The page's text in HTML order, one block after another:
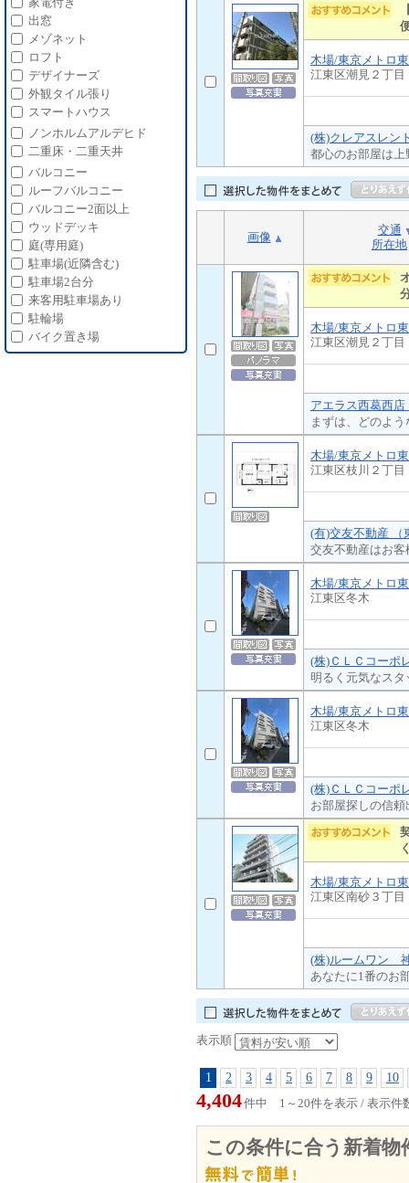
木場/東京メトロ
江東区潮見２丁目
(株)クレアスレン
都心のお部屋は
画像
交通
所在地
木場/東京メトロ
江東区潮見２丁目
アエラス西葛西
まずは、どのよ
木場/東京メトロ
江東区枝川２丁目
(有)交友不動産 （
交友不動産はお
木場/東京メトロ
江東区冬木
(株)ＣＬＣコーポ
明るく元気なス
木場/東京メトロ
江東区冬木
(株)ＣＬＣコーポ
お部屋探しの信
木場/東京メトロ
江東区南砂３丁目
(株)ルームワン
あなたに1番のお
表示順
1 2 3 4 5 6 7 8 9 10
4,404件中 1～20件を表示 / 表示件
この条件に合う新着
出窓
メゾネット
ロフト
デザイナーズ
外観タイル張り
スマートハウス
ノンホルムアルデヒド
二重床・二重天井
バルコニー
ルーフバルコニー
バルコニー2面以上
ウッドデッキ
庭(専用庭)
駐車場(近隣含む)
駐車場2台分
来客用駐車場あり
駐輪場
バイク置き場